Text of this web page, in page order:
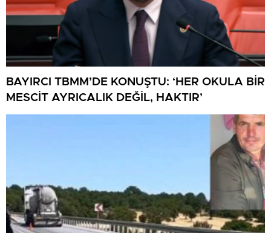
BAYIRCI TBMM’DE KONUŞTU: ‘HER OKULA BİR
MESCİT AYRICALIK DEĞİL, HAKTIR’